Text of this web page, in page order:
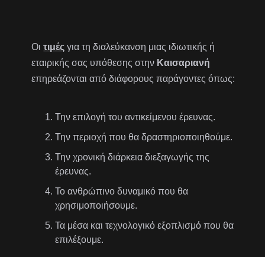
Οιτιμές για τη διαλεύκανση μιας ιδιωτικής ή
εταιρικής σας υπόθεσης στην Καισαριανή
επηρεάζονται από διάφορους παράγοντες όπως:
Την επιλογή του αντικείμενου έρευνας.
Την περιοχή που θα δραστηριοποιηθούμε.
Την χρονική διάρκεια διεξαγωγής της
έρευνας.
Το ανθρώπινο δυναμικό που θα
χρησιμοποιήσουμε.
Τα μέσα και τεχνολογικό εξοπλισμό που θα
επιλέξουμε.